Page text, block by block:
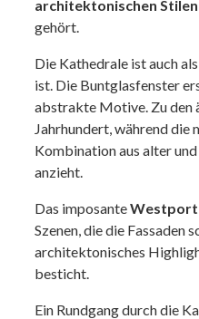
architektonischen Stilen
gehört.
Die Kathedrale ist auch als
ist. Die Buntglasfenster
abstrakte Motive. Zu den
Jahrhundert, während die
Kombination aus alter
anzieht.
Das imposante
Szenen, die die Fassaden
architektonisches
besticht.
Ein Rundgang durch die